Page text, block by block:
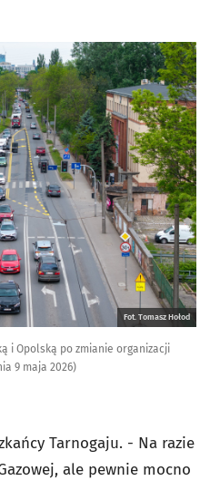
Fot. Tomasz Hołod
i Opolską po zmianie organizacji
9 maja 2026)
Tarnogaju. - Na razie
ale pewnie mocno